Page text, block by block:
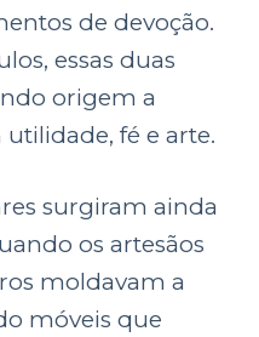
de devoção.
essas duas
origem a
fé e arte.
surgiram ainda
os artesãos
moldavam a
móveis que